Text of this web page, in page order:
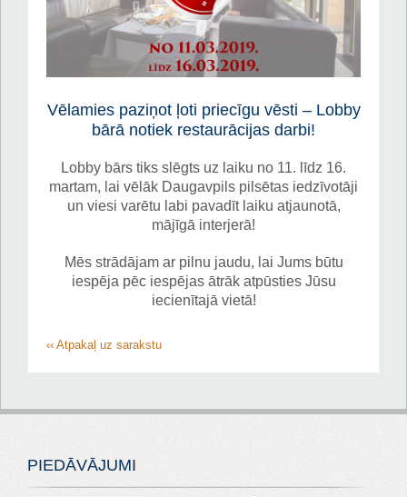
Vēlamies paziņot ļoti priecīgu vēsti – Lobby
bārā notiek restaurācijas darbi!
Lobby bārs tiks slēgts uz laiku no 11. līdz 16.
martam, lai vēlāk Daugavpils pilsētas iedzīvotāji
un viesi varētu labi pavadīt laiku atjaunotā,
mājīgā interjerā!
Mēs strādājam ar pilnu jaudu, lai Jums būtu
iespēja pēc iespējas ātrāk atpūsties Jūsu
iecienītajā vietā!
‹‹ Atpakaļ uz sarakstu
PIEDĀVĀJUMI